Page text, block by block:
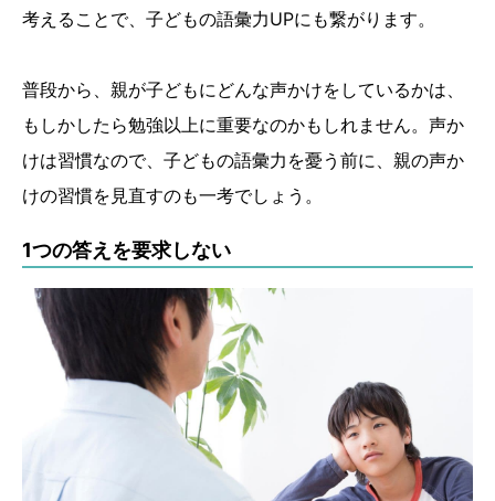
考えることで、子どもの語彙力UPにも繋がります。
普段から、親が子どもにどんな声かけをしているかは、
もしかしたら勉強以上に重要なのかもしれません。声か
けは習慣なので、子どもの語彙力を憂う前に、親の声か
けの習慣を見直すのも一考でしょう。
1つの答えを要求しない